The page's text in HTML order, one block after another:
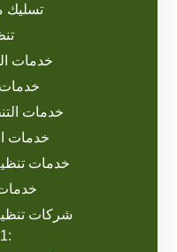
تسليك
خدمات
خدمات
خدمات
خدمات
شركات
:0501640311